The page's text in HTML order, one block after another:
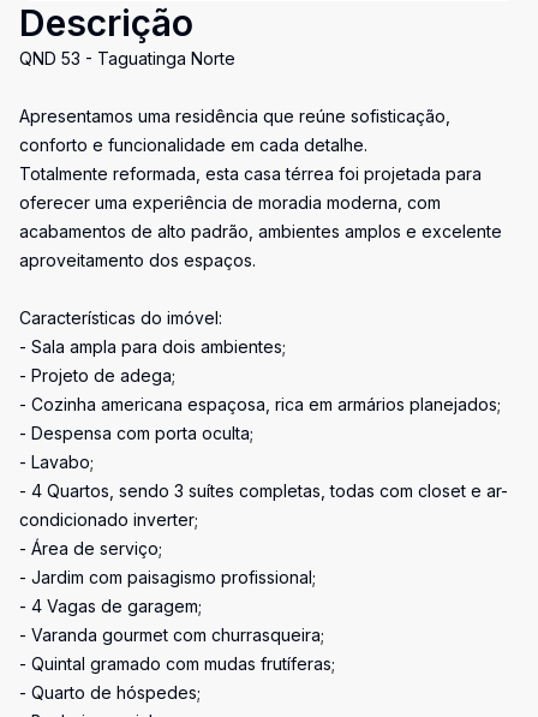
Descrição
QND 53 - Taguatinga Norte
Apresentamos uma residência que reúne sofisticação,
conforto e funcionalidade em cada detalhe.
Totalmente reformada, esta casa térrea foi projetada para
oferecer uma experiência de moradia moderna, com
acabamentos de alto padrão, ambientes amplos e excelente
aproveitamento dos espaços.
Características do imóvel:
- Sala ampla para dois ambientes;
- Projeto de adega;
- Cozinha americana espaçosa, rica em armários planejados;
- Despensa com porta oculta;
- Lavabo;
- 4 Quartos, sendo 3 suítes completas, todas com closet e ar-
condicionado inverter;
- Área de serviço;
- Jardim com paisagismo profissional;
- 4 Vagas de garagem;
- Varanda gourmet com churrasqueira;
- Quintal gramado com mudas frutíferas;
- Quarto de hóspedes;